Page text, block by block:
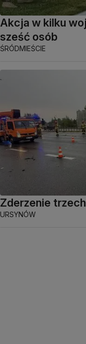
Akcja w kilku
sześć osób
ŚRÓDMIEŚCIE
Zderzenie
URSYNÓW